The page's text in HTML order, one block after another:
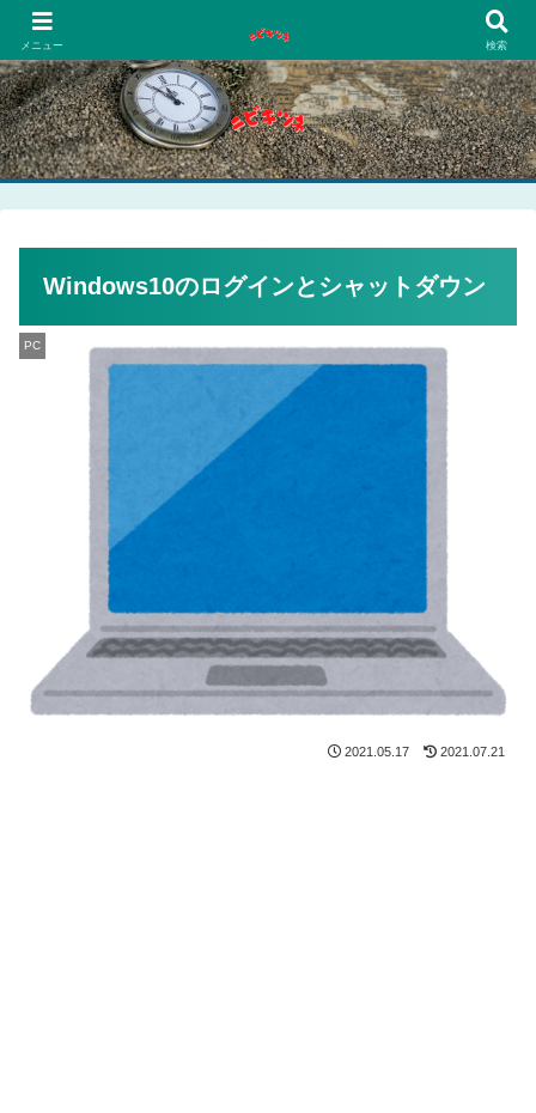
Windows10のログインとシャットダウン
PC
2021.05.17 2021.07.21
メニュー 検索